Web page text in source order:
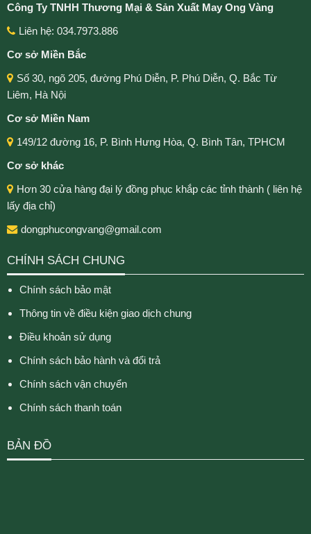
Công Ty TNHH Thương Mại & Sản Xuất May Ong Vàng
Liên hệ: 034.7973.886
Cơ sở Miền Bắc
Số 30, ngõ 205, đường Phú Diễn, P. Phú Diễn, Q. Bắc Từ
Liêm, Hà Nội
Cơ sở Miền Nam
149/12 đường 16, P. Bình Hưng Hòa, Q. Bình Tân, TPHCM
Cơ sở khác
Hơn 30 cửa hàng đại lý đồng phục khắp các tỉnh thành ( liên hệ
lấy địa chỉ)
dongphucongvang@gmail.com
CHÍNH SÁCH CHUNG
Chính sách bảo mật
Thông tin về điều kiện giao dịch chung
Điều khoản sử dụng
Chính sách bảo hành và đổi trả
Chính sách vận chuyển
Chính sách thanh toán
BẢN ĐỒ